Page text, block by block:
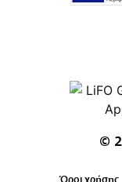
©
Όροι χρήσης